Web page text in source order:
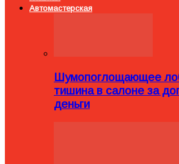
Автомастерская
Шумопоглощающее
тишина в салоне за
деньги